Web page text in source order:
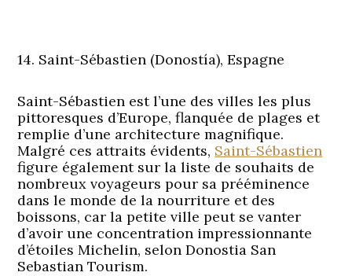
14. Saint-Sébastien (Donostía), Espagne
Saint-Sébastien est l’une des villes les plus
pittoresques d’Europe, flanquée de plages et
remplie d’une architecture magnifique.
Malgré ces attraits évidents, Saint-Sébastien
figure également sur la liste de souhaits de
nombreux voyageurs pour sa prééminence
dans le monde de la nourriture et des
boissons, car la petite ville peut se vanter
d’avoir une concentration impressionnante
d’étoiles Michelin, selon Donostia San
Sebastian Tourism.